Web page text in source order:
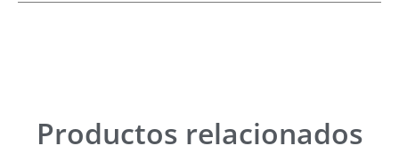
Productos relacionados